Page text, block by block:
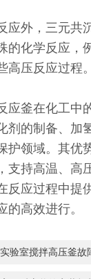
应外，三元共
的化学反应，
高压反应过程
应釜在化工中
剂的制备、加
护领域。其优
支持高温、高
反应过程中提
的高效进行。
室搅拌高压釜故障，